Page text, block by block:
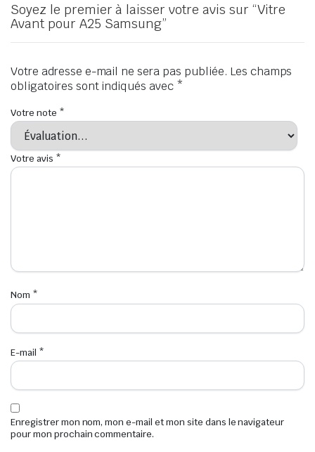
Soyez le premier à laisser votre avis sur “Vitre
Avant pour A25 Samsung”
Votre adresse e-mail ne sera pas publiée. Les champs
obligatoires sont indiqués avec *
Votre note *
Votre avis *
Nom *
E-mail *
Enregistrer mon nom, mon e-mail et mon site dans le navigateur
pour mon prochain commentaire.